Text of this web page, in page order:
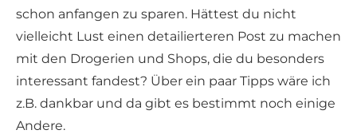
schon anfangen zu sparen. Hättest du nicht
vielleicht Lust einen detailierteren Post zu machen
mit den Drogerien und Shops, die du besonders
interessant fandest? Über ein paar Tipps wäre ich
z.B. dankbar und da gibt es bestimmt noch einige
Andere.